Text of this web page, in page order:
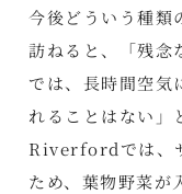
今後どういう種
訪ねると、「残念
では、長時間空気
れることはない」
Riverfordでは、
ため、葉物野菜が